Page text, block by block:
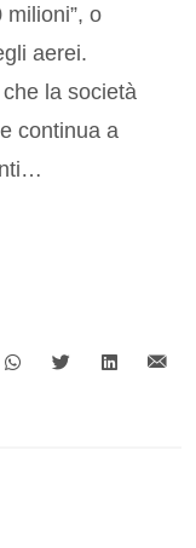
o
aerei.
la società
continua a